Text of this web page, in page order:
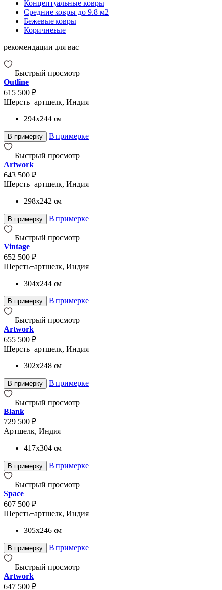
Концептуальные ковры
Средние ковры до 9.8 м2
Бежевые ковры
Коричневые
рекомендации для вас
Быстрый просмотр
Outline
615 500 ₽
Шерсть+артшелк, Индия
294x244 см
В примерку В примерке
Быстрый просмотр
Artwork
643 500 ₽
Шерсть+артшелк, Индия
298x242 см
В примерку В примерке
Быстрый просмотр
Vintage
652 500 ₽
Шерсть+артшелк, Индия
304x244 см
В примерку В примерке
Быстрый просмотр
Artwork
655 500 ₽
Шерсть+артшелк, Индия
302x248 см
В примерку В примерке
Быстрый просмотр
Blank
729 500 ₽
Артшелк, Индия
417x304 см
В примерку В примерке
Быстрый просмотр
Space
607 500 ₽
Шерсть+артшелк, Индия
305x246 см
В примерку В примерке
Быстрый просмотр
Artwork
647 500 ₽